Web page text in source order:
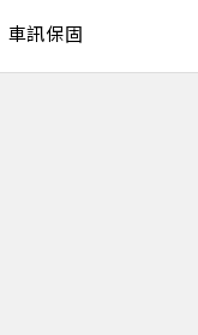
車訊保固